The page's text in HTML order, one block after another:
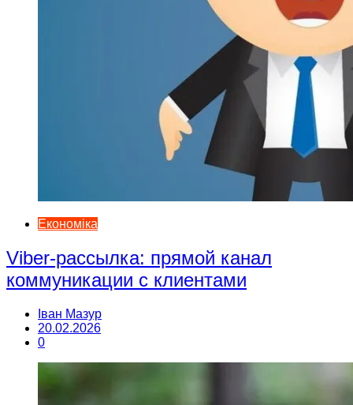
Економіка
Viber-рассылка: прямой канал
коммуникации с клиентами
Іван Мазур
20.02.2026
0